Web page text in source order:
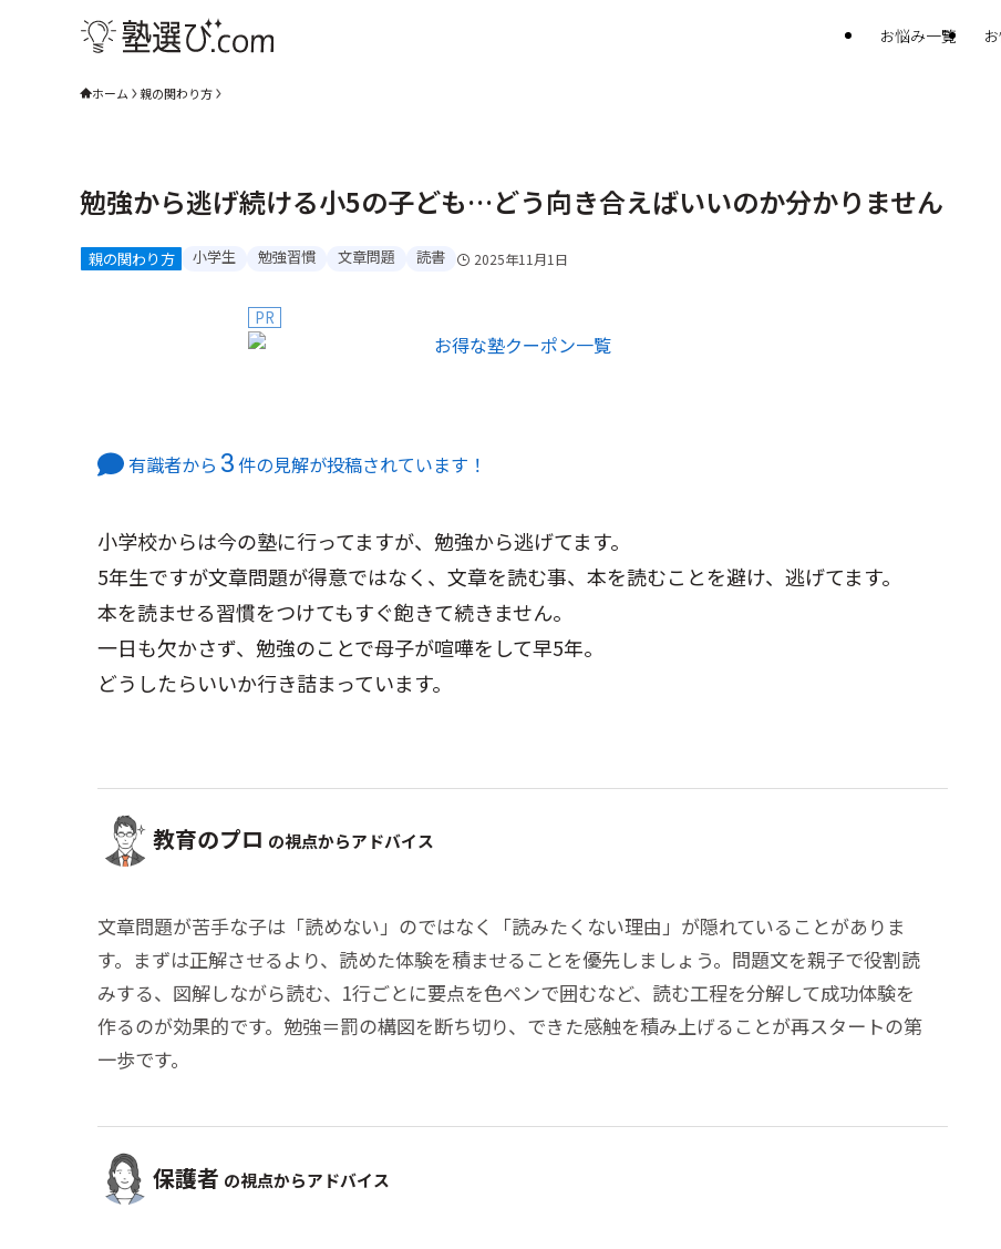
お悩み一覧
ホーム 親の関わり方
勉強から逃げ続ける小5の子ども…どう向き合えばいいのか分かりません
親の関わり方 小学生 勉強習慣 文章問題 読書 2025年11月1日
PR
有識者から 3件の見解が投稿されています！
小学校からは今の塾に行ってますが、勉強から逃げてます。
5年生ですが文章問題が得意ではなく、文章を読む事、本を読むことを避け、逃げてます。
本を読ませる習慣をつけてもすぐ飽きて続きません。
一日も欠かさず、勉強のことで母子が喧嘩をして早5年。
どうしたらいいか行き詰まっています。
教育のプロ の視点からアドバイス
文章問題が苦手な子は「読めない」のではなく「読みたくない理由」が隠れていることがありま
す。まずは正解させるより、読めた体験を積ませることを優先しましょう。問題文を親子で役割読
みする、図解しながら読む、1行ごとに要点を色ペンで囲むなど、読む工程を分解して成功体験を
作るのが効果的です。勉強＝罰の構図を断ち切り、できた感触を積み上げることが再スタートの第
一歩です。
保護者 の視点からアドバイス